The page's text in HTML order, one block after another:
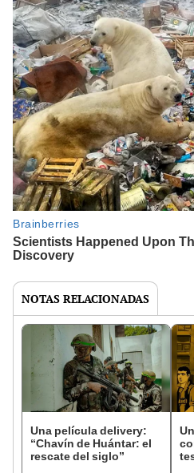
NOTAS RELACIONADAS
Una película delivery:
“Chavín de Huántar: el
rescate del siglo”